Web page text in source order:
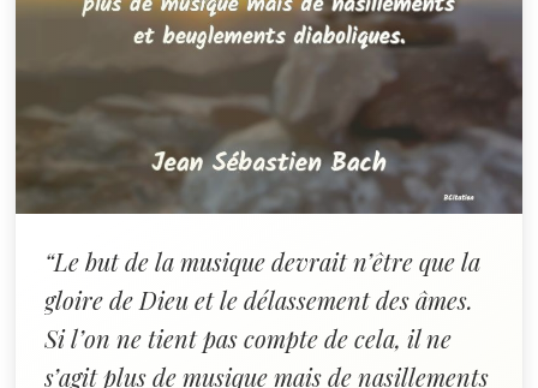
“Le but de la musique devrait n’être que la
gloire de Dieu et le délassement des âmes.
Si l’on ne tient pas compte de cela, il ne
s’agit plus de musique mais de nasillements